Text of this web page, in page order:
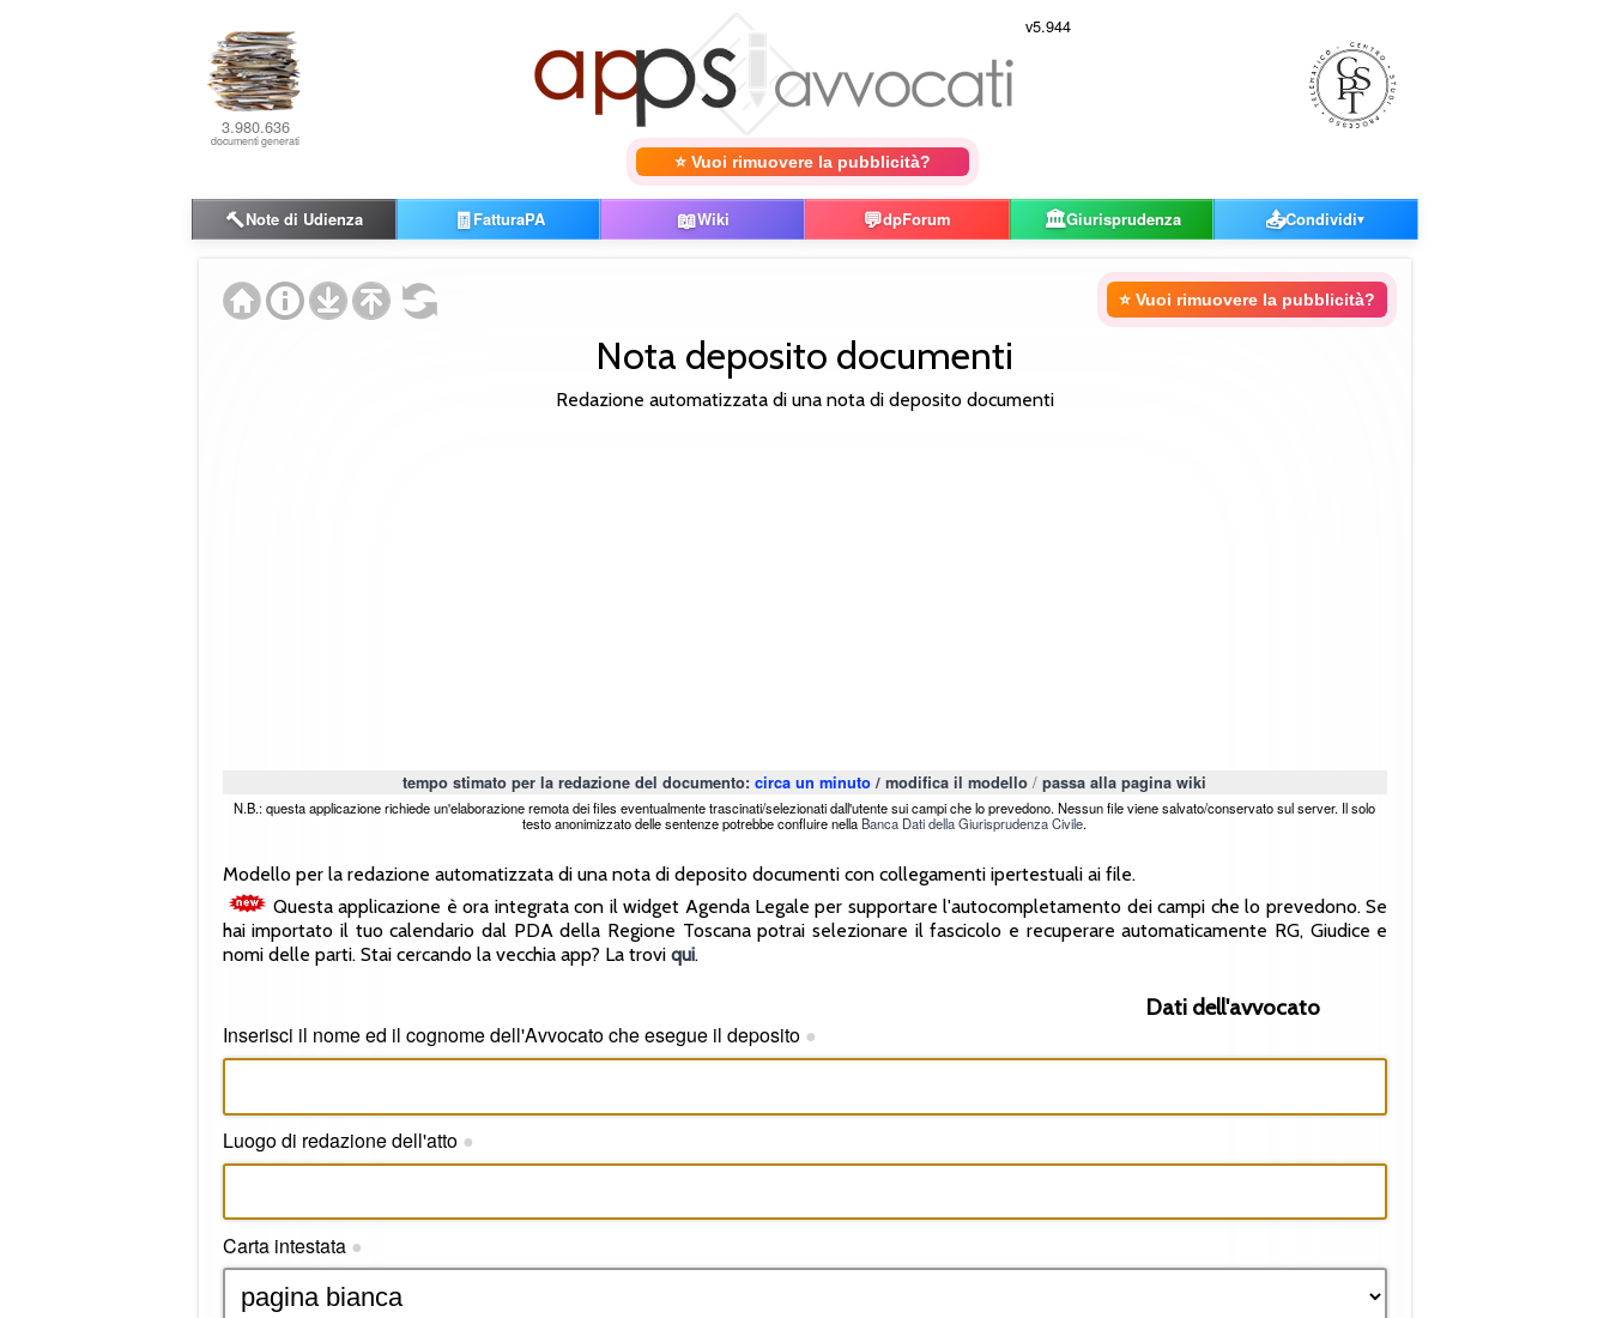
3.980.636
documenti generati
v5.944
⭐ Vuoi rimuovere la pubblicità?
🔨Note di Udienza 🧾FatturaPA 📖Wiki 💬dpForum 🏛️Giurisprudenza 📤Condividi▼
⭐ Vuoi rimuovere la pubblicità?
Nota deposito documenti
Redazione automatizzata di una nota di deposito documenti
tempo stimato per la redazione del documento:circa un minuto /modifica il modello /passa alla pagina wiki
N.B.: questa applicazione richiede un'elaborazione remota dei files eventualmente trascinati/selezionati dall'utente sui campi che lo prevedono. Nessun file viene salvato/conservato sul server. Il solo
testo anonimizzato delle sentenze potrebbe confluire nellaBanca Dati della Giurisprudenza Civile.
Modello per la redazione automatizzata di una nota di deposito documenti con collegamenti ipertestuali ai file.
Questa applicazione è ora integrata con il widget Agenda Legale per supportare l'autocompletamento dei campi che lo prevedono. Se
hai importato il tuo calendario dal PDA della Regione Toscana potrai selezionare il fascicolo e recuperare automaticamente RG, Giudice e
nomi delle parti. Stai cercando la vecchia app? La trovi qui.
Dati dell'avvocato
Inserisci il nome ed il cognome dell'Avvocato che esegue il deposito ●
Luogo di redazione dell'atto ●
Carta intestata ●